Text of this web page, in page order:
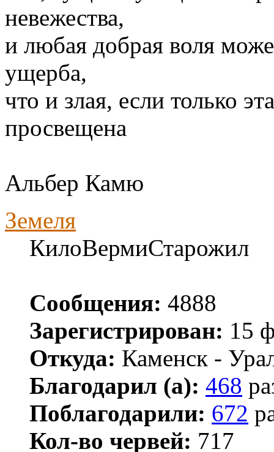
невежества,
и любая добрая воля
ущерба,
что и злая, если только
просвещена
Альбер Камю
Земеля
КилоВермиСтарожил
Сообщения: 4888
Зарегистрирован: 15
Откуда: Каменск -
Благодарил (а): 468
Поблагодарили: 672
Кол-во червей: 717